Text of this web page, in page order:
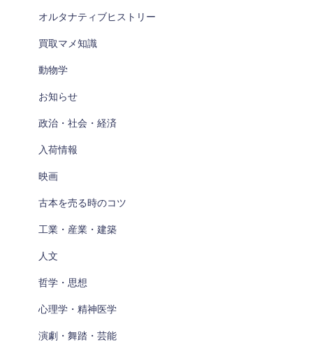
オルタナティブヒストリー
買取マメ知識
動物学
お知らせ
政治・社会・経済
入荷情報
映画
古本を売る時のコツ
工業・産業・建築
人文
哲学・思想
心理学・精神医学
演劇・舞踏・芸能